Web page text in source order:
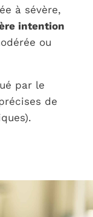
à sévère,
intention
ou
par le
de